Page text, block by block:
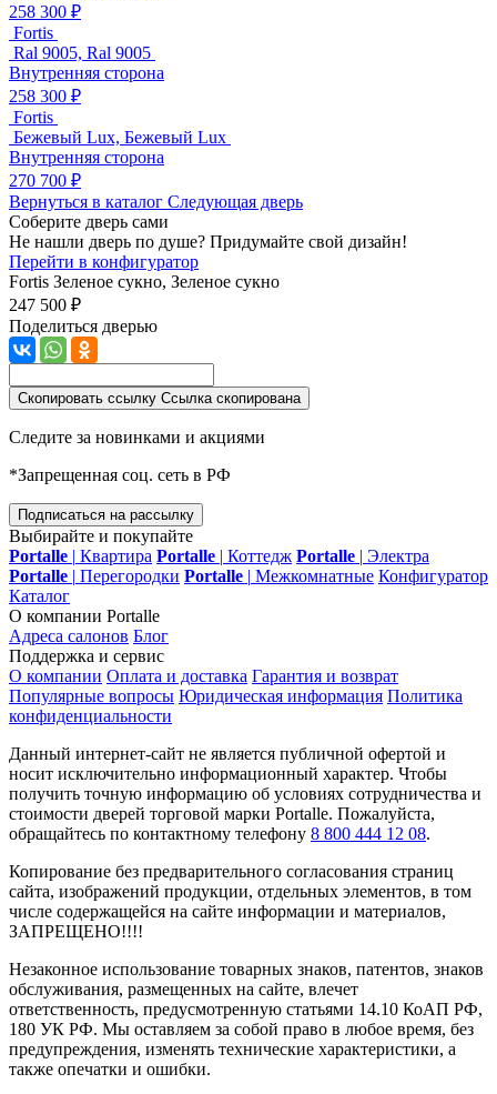
258 300 ₽
Fortis
Ral 9005, Ral 9005
Внутренняя сторона
258 300 ₽
Fortis
Бежевый Lux, Бежевый Lux
Внутренняя сторона
270 700 ₽
Вернуться в каталог Следующая дверь
Соберите дверь сами
Не нашли дверь по душе? Придумайте свой дизайн!
Перейти в конфигуратор
Fortis Зеленое сукно, Зеленое сукно
247 500 ₽
Поделиться дверью
Скопировать ссылку Ссылка скопирована
Следите за новинками и акциями
*Запрещенная соц. сеть в РФ
Подписаться на рассылку
Выбирайте и покупайте
Portalle | Квартира Portalle | Коттедж Portalle | Электра
Portalle | Перегородки Portalle | Межкомнатные Конфигуратор
Каталог
О компании Portalle
Адреса салонов Блог
Поддержка и сервис
О компании Оплата и доставка Гарантия и возврат
Популярные вопросы Юридическая информация Политика
конфиденциальности
Данный интернет-сайт не является публичной офертой и
носит исключительно информационный характер. Чтобы
получить точную информацию об условиях сотрудничества и
стоимости дверей торговой марки Portalle. Пожалуйста,
обращайтесь по контактному телефону 8 800 444 12 08.
Копирование без предварительного согласования страниц
сайта, изображений продукции, отдельных элементов, в том
числе содержащейся на сайте информации и материалов,
ЗАПРЕЩЕНО!!!!
Незаконное использование товарных знаков, патентов, знаков
обслуживания, размещенных на сайте, влечет
ответственность, предусмотренную статьями 14.10 КоАП РФ,
180 УК РФ. Мы оставляем за собой право в любое время, без
предупреждения, изменять технические характеристики, а
также опечатки и ошибки.